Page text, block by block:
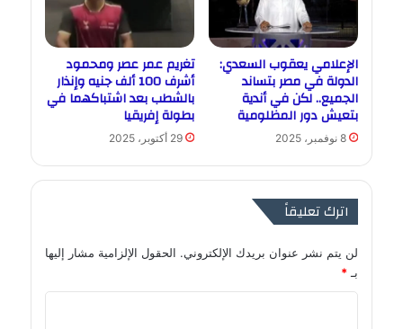
الإعلامي يعقوب السعدي:
الدولة في مصر بتساند
الجميع.. لكن في أندية
بتعيش دور المظلومية
8 نوفمبر، 2025
تغريم عمر عصر ومحمود
أشرف 100 ألف جنيه وإنذار
بالشطب بعد اشتباكهما في
بطولة إفريقيا
29 أكتوبر، 2025
اترك تعليقاً
لن يتم نشر عنوان بريدك الإلكتروني. الحقول الإلزامية مشار إليها
بـ *